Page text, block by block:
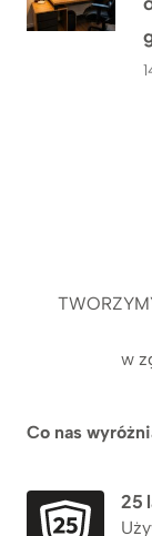
w
Co nas
25